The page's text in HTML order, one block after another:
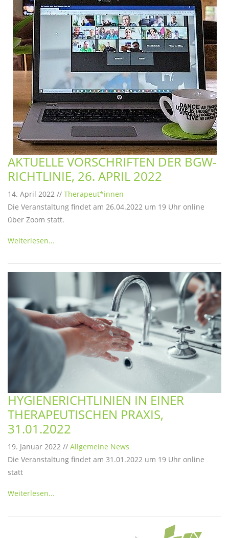
AKTUELLE VORSCHRIFTEN DER BGW-
RICHTLINIE, 26. APRIL 2022
14. April 2022 // Therapeut*innen
Die Veranstaltung findet am 26.04.2022 um 19 Uhr online
über Zoom statt.
Weiterlesen...
HYGIENERICHTLINIEN IN EINER
THERAPEUTISCHEN PRAXIS,
31.01.2022
19. Januar 2022 // Allgemeine News
Die Veranstaltung findet am 31.01.2022 um 19 Uhr online
statt
Weiterlesen...